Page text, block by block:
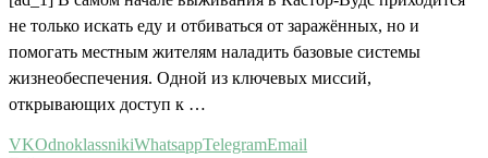
не только искать еду и отбиваться от заражённых, но и
помогать местным жителям наладить базовые системы
жизнеобеспечения. Одной из ключевых миссий,
открывающих доступ к …
VKOdnoklassnikiWhatsappTelegramEmail